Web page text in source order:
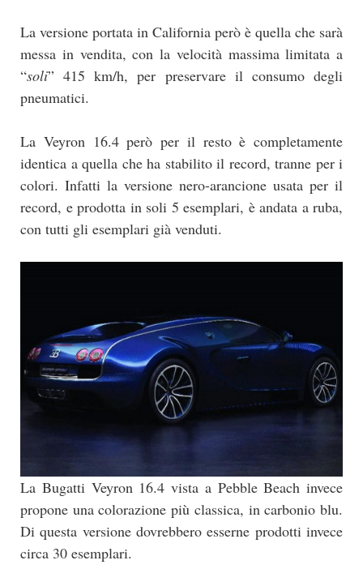
La versione portata in California però è quella che sarà
messa in vendita, con la velocità massima limitata a
“soli” 415 km/h, per preservare il consumo degli
pneumatici.
La Veyron 16.4 però per il resto è completamente
identica a quella che ha stabilito il record, tranne per i
colori. Infatti la versione nero-arancione usata per il
record, e prodotta in soli 5 esemplari, è andata a ruba,
con tutti gli esemplari già venduti.
La Bugatti Veyron 16.4 vista a Pebble Beach invece
propone una colorazione più classica, in carbonio blu.
Di questa versione dovrebbero esserne prodotti invece
circa 30 esemplari.